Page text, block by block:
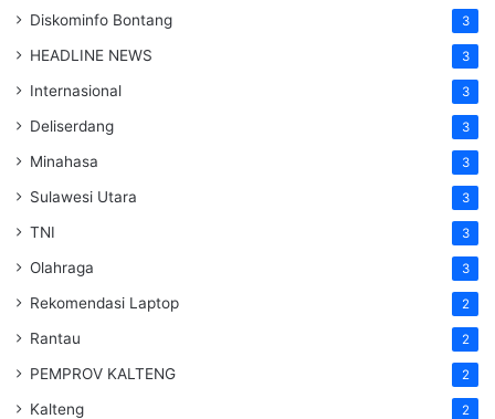
Diskominfo Bontang 3
HEADLINE NEWS 3
Internasional 3
Deliserdang 3
Minahasa 3
Sulawesi Utara 3
TNI 3
Olahraga 3
Rekomendasi Laptop 2
Rantau 2
PEMPROV KALTENG 2
Kalteng 2